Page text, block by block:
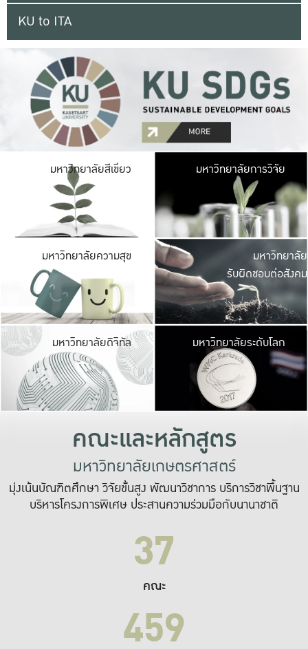
KU to ITA
มหาวิทยาลัยสีเขียว มหาวิ
มีพื้นที่เขียวสดใส
เป็นป่าในเมือง เกษต
มหาวิทยาลัยการวิจัย
มหาวิทยาลัยความสุข มหาวิ
ค
เปิดประ
และพบเรื่องราวใ
มหาวิทยาลัย
รับผิดชอบต่อสังคม
มหาวิทยาลัยดิจิทัล มหาวิ
เปลี่ยนแปลง แล
เพื่อทำง
ระบบสารสนเทศ
มหาวิทยาลัยระดับโลก
คณะและหลักสูตร
มหาวิทยาลัยเกษตรศาสตร์
มุ่งเน้นบัณฑิตศึกษา วิจัยขั้นสูง พัฒนาวิชาการ บริการวิชาพื้นฐาน
บริหารโครงการพิเศษ ประสานความร่วมมือกับนานาชาติ
37
คณะ
459